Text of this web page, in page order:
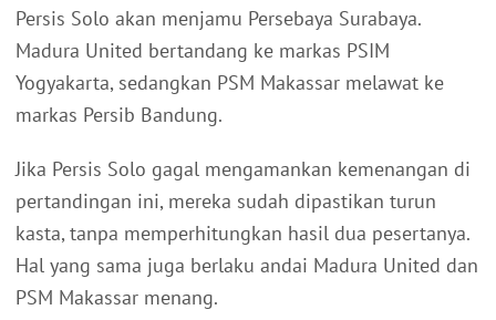
Persis Solo akan menjamu Persebaya Surabaya.
Madura United bertandang ke markas PSIM
Yogyakarta, sedangkan PSM Makassar melawat ke
markas Persib Bandung.
Jika Persis Solo gagal mengamankan kemenangan di
pertandingan ini, mereka sudah dipastikan turun
kasta, tanpa memperhitungkan hasil dua pesertanya.
Hal yang sama juga berlaku andai Madura United dan
PSM Makassar menang.